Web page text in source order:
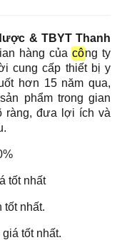
& TBYT Thanh
hàng của công ty
cung cấp thiết bị y
hơn 15 năm qua,
phẩm trong gian
ràng, đưa lợi ích và
tốt nhất
tốt nhất.
tốt nhất.